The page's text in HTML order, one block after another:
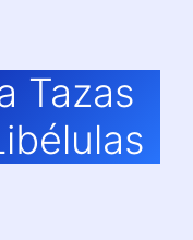
Tazas